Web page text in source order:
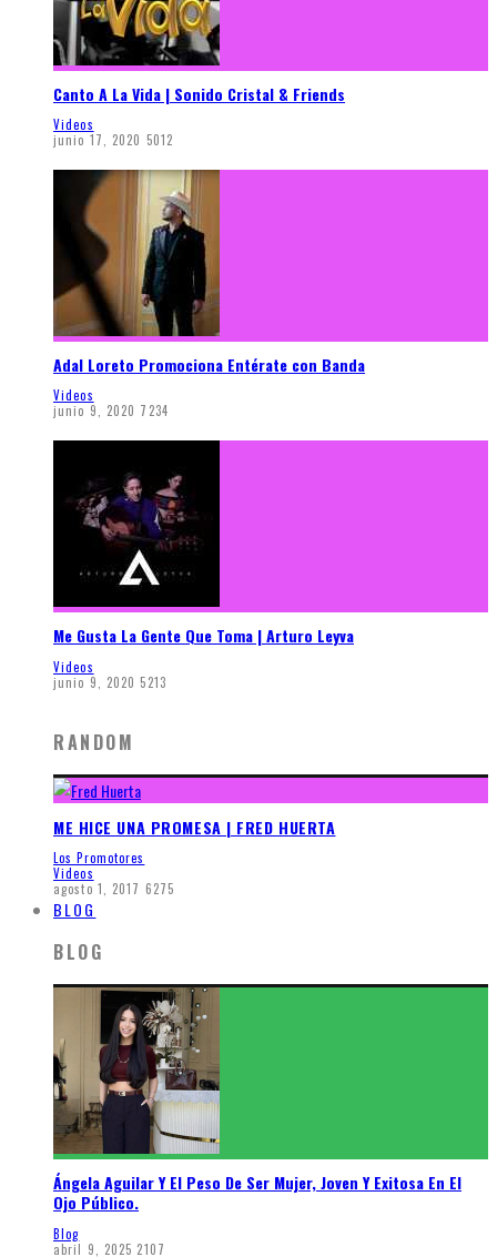
Canto A La Vida | Sonido Cristal & Friends
Videos
junio 17, 2020 5012
Adal Loreto Promociona Entérate con Banda
Videos
junio 9, 2020 7234
Me Gusta La Gente Que Toma | Arturo Leyva
Videos
junio 9, 2020 5213
RANDOM
ME HICE UNA PROMESA | FRED HUERTA
Los Promotores
Videos
agosto 1, 2017 6275
BLOG
BLOG
Ángela Aguilar Y El Peso De Ser Mujer, Joven Y Exitosa En El
Ojo Público.
Blog
abril 9, 2025 2107